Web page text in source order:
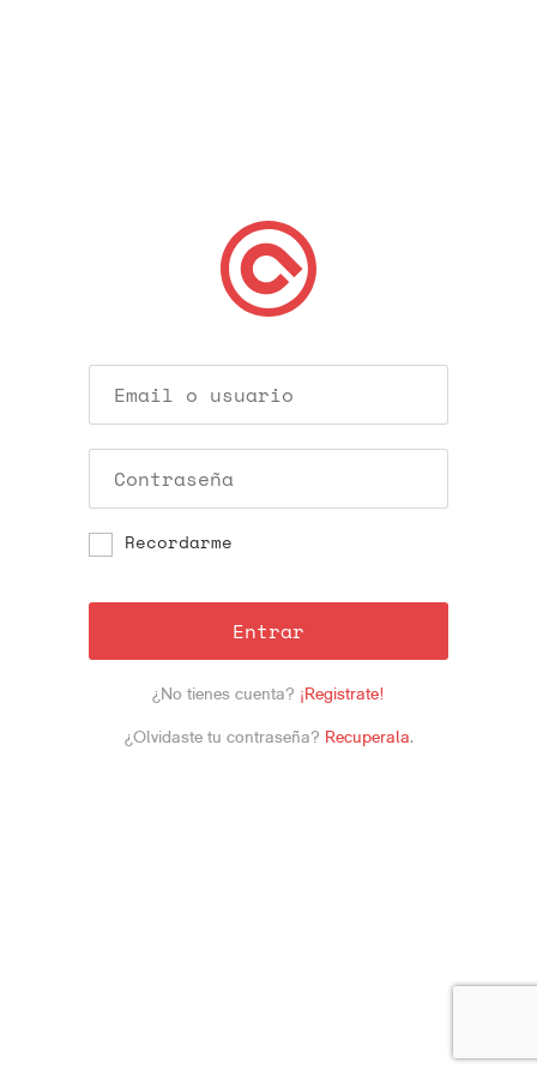
Recordarme
Entrar
¿No tienes cuenta? ¡Registrate!
¿Olvidaste tu contraseña? Recuperala.